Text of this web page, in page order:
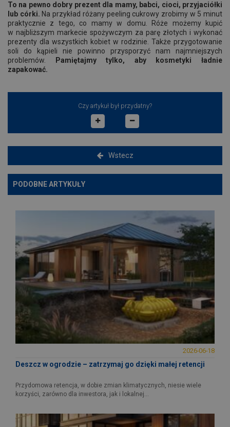
To na pewno dobry prezent dla mamy, babci, cioci, przyjaciółki
lub córki. Na przykład różany peeling cukrowy zrobimy w 5 minut
praktycznie z tego, co mamy w domu. Róże możemy kupić
w najbliższym markecie spożywczym za parę złotych i wykonać
prezenty dla wszystkich kobiet w rodzinie. Także przygotowanie
soli do kąpieli nie powinno przysporzyć nam najmniejszych
problemów.
Pamiętajmy tylko, aby kosmetyki ładnie
zapakować.
Czy artykuł był przydatny?
Wstecz
PODOBNE ARTYKUŁY
2026-06-18
Deszcz w ogrodzie – zatrzymaj go dzięki małej retencji
Przydomowa retencja, w dobie zmian klimatycznych, niesie wiele
korzyści, zarówno dla inwestora, jak i lokalnej...